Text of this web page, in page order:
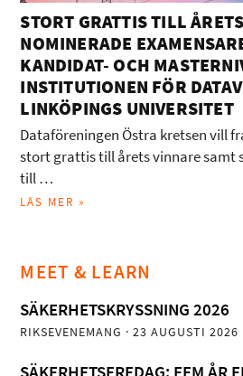
STORT GRATTIS TILL
NOMINERADE
KANDIDAT- OCH
INSTITUTIONEN FÖR
LINKÖPINGS UNIVERSITET
Dataföreningen Östra kretsen vill
stort grattis till årets vinnare samt
till …
LÄS MER »
MEET & LEARN
SÄKERHETSKRYSSNING 2026
RIKSEVENEMANG · 23 AUGUSTI 2026